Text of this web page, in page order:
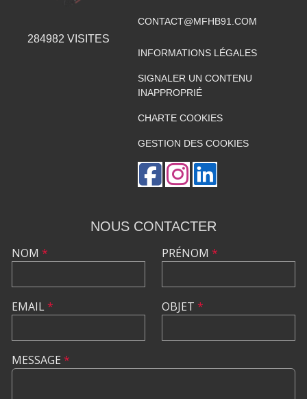
284982 VISITES
CONTACT@MFHB91.COM
INFORMATIONS LÉGALES
SIGNALER UN CONTENU
INAPPROPRIÉ
CHARTE COOKIES
GESTION DES COOKIES
NOUS CONTACTER
NOM *
EMAIL*
PRÉNOM *
OBJET *
MESSAGE *